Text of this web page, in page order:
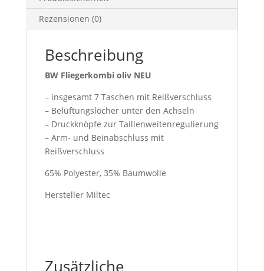
Rezensionen (0)
Beschreibung
BW Fliegerkombi oliv NEU
– insgesamt 7 Taschen mit Reißverschluss
– Belüftungslöcher unter den Achseln
– Druckknöpfe zur Taillenweitenregulierung
– Arm- und Beinabschluss mit
Reißverschluss
65% Polyester, 35% Baumwolle
Hersteller Miltec
Zusätzliche